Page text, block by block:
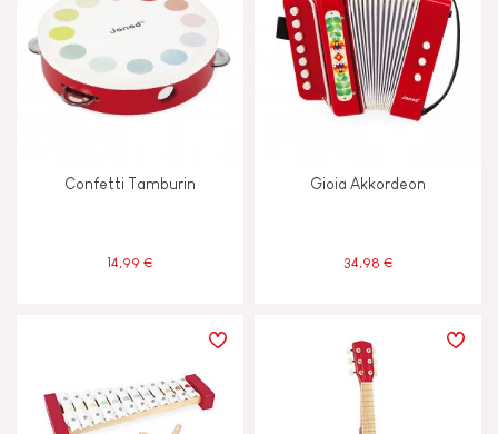
Confetti Tamburin
14,99 €
Gioia Akkordeon
34,98 €